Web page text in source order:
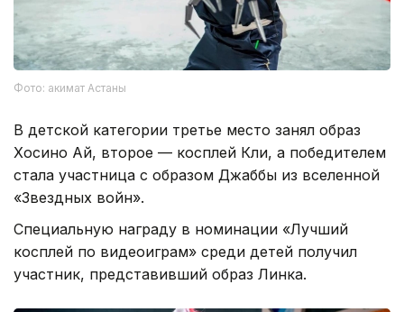
Фото: акимат Астаны
В детской категории третье место занял образ
Хосино Ай, второе — косплей Кли, а победителем
стала участница с образом Джаббы из вселенной
«Звездных войн».
Специальную награду в номинации «Лучший
косплей по видеоиграм» среди детей получил
участник, представивший образ Линка.